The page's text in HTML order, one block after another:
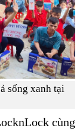
sống xanh tại
cùng